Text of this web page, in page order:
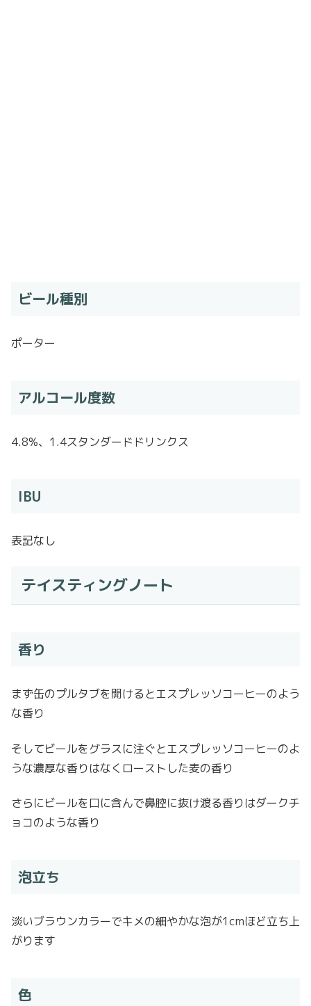
ビール種別
ポーター
アルコール度数
4.8%、1.4スタンダードドリンクス
IBU
表記なし
テイスティングノート
香り
まず缶のプルタブを開けるとエスプレッソコーヒーのよう
な香り
そしてビールをグラスに注ぐとエスプレッソコーヒーのよ
うな濃厚な香りはなくローストした麦の香り
さらにビールを口に含んで鼻腔に抜け渡る香りはダークチ
ョコのような香り
泡立ち
淡いブラウンカラーでキメの細やかな泡が1cmほど立ち上
がります
色